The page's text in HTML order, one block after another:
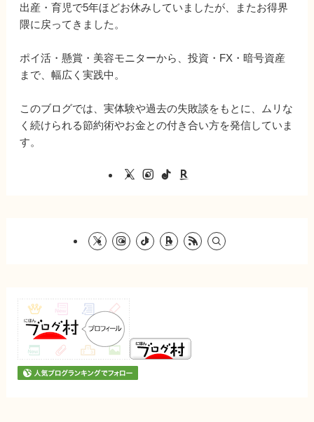
出産・育児で5年ほどお休みしていましたが、またお得界
隈に戻ってきました。
ポイ活・懸賞・美容モニターから、投資・FX・暗号資産
まで、幅広く実践中。
このブログでは、実体験や過去の失敗談をもとに、ムリな
く続けられる節約術やお金との付き合い方を発信していま
す。